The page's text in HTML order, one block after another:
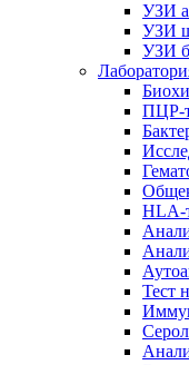
УЗИ
УЗИ
УЗИ
ПЦР-
HLA-
Тест